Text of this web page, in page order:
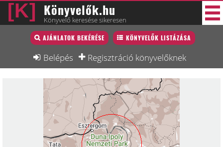
Könyvelők.hu
Könyvelő keresése sikeresen
AJÁNLATOK BEKÉRÉSE KÖNYVELŐK LISTÁZÁSA
Belépés Regisztráció könyvelőknek
Könyvelő lista
Könyvelési munkák